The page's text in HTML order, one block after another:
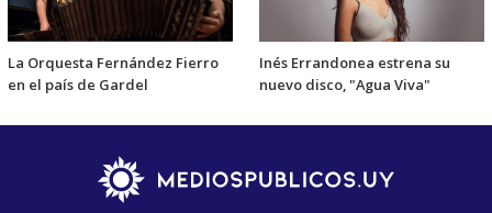
La Orquesta Fernández Fierro
en el país de Gardel
Inés Errandonea estrena su
nuevo disco, "Agua Viva"